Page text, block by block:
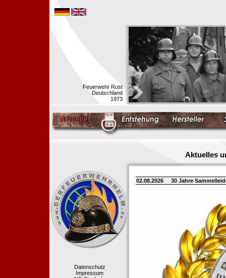
Feuerwehr Rust
Deutschland
1973
Aktuelles
Datenschutz
Impressum
02.08.2026 30 Jahre